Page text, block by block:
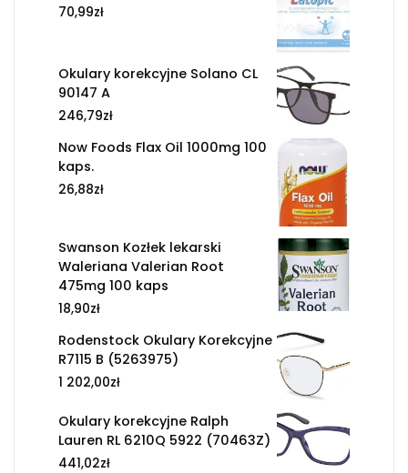
70,99zł
Okulary korekcyjne Solano CL
90147 A
246,79zł
Now Foods Flax Oil 1000mg 100
kaps.
26,88zł
Swanson Kozłek lekarski
Waleriana Valerian Root
475mg 100 kaps
18,90zł
Rodenstock Okulary Korekcyjne
R7115 B (5263975)
1 202,00zł
Okulary korekcyjne Ralph
Lauren RL 6210Q 5922 (70463Z)
441,02zł